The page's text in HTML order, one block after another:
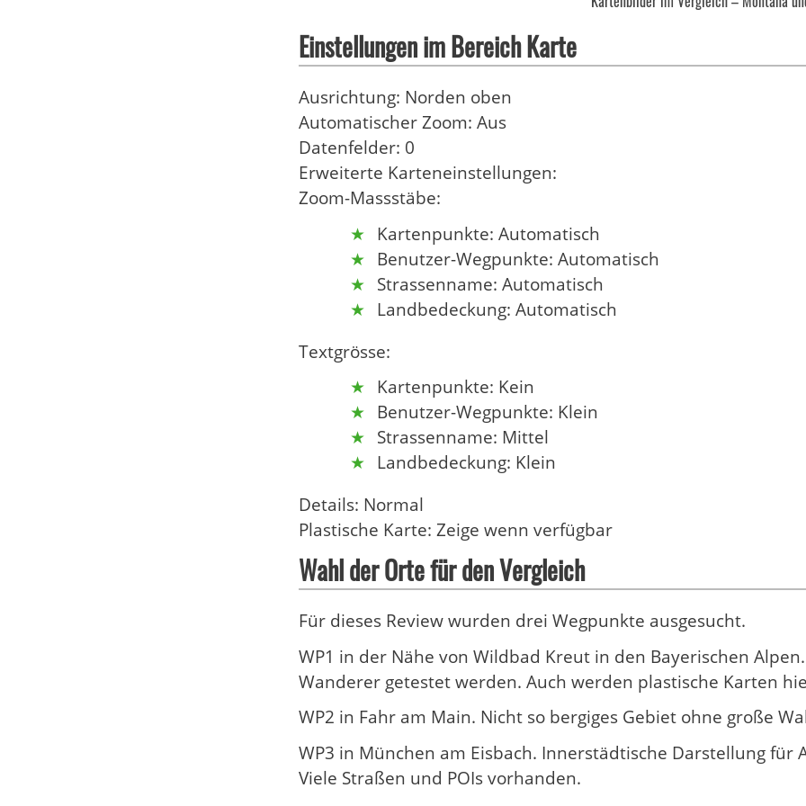
Einstellungen im Bereich Karte
Ausrichtung: Norden oben
Automatischer Zoom: Aus
Datenfelder: 0
Erweiterte Karteneinstellungen:
Zoom-Massstäbe:
Kartenpunkte: Automatisch
Benutzer-Wegpunkte: Automatisch
Strassenname: Automatisch
Landbedeckung: Automatisch
Textgrösse:
Kartenpunkte: Kein
Benutzer-Wegpunkte: Klein
Strassenname: Mittel
Landbedeckung: Klein
Details: Normal
Plastische Karte: Zeige wenn verfügbar
Wahl der Orte für den Vergleich
Für dieses Review wurden drei Wegpunkte ausgesucht.
WP1 in der Nähe von Wildbad Kreut in den Bayerischen
Wanderer getestet werden. Auch werden plastische Karten
WP2 in Fahr am Main. Nicht so bergiges Gebiet ohne große
WP3 in München am Eisbach. Innerstädtische Darstellung für
Viele Straßen und POIs vorhanden.